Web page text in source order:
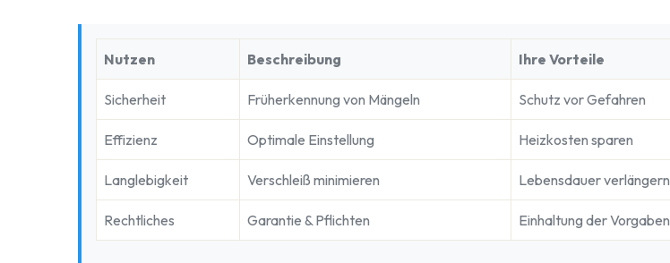
Nutzen Beschreibung Ihre Vorteile
Sicherheit Früherkennung von Mängeln Schutz vor Gefahren
Effizienz Optimale Einstellung Heizkosten sparen
Langlebigkeit Verschleiß minimieren Lebensdauer verlängern
Rechtliches Garantie & Pflichten Einhaltung der Vorgaben